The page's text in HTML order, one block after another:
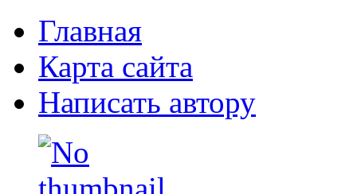
Главная
Карта сайта
Написать автору